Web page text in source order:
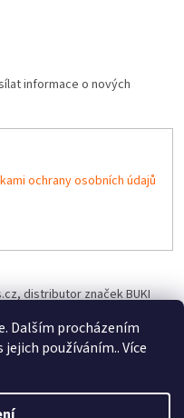
Dalším procházením
používáním.. Více
informace o nových
ochrany osobních údajů
distributor značek BUKI